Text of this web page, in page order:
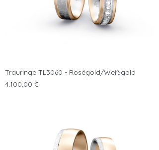
Trauringe TL3060 - Roségold/Weißgold
Preis
4.100,00 €